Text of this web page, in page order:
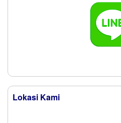
Lokasi Kami